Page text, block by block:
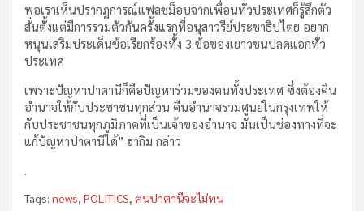
พอเราเห็นปรากฎการณ์แฟลชม็อบจากเพื่อนทั่วประเทศก็รู้สึกตัว
สั่นตั้งแต่มีการรวมตัวกันครั้งแรกที่อนุสาวรีย์ประชาธิปไตย อยาก
หนุนเสริมประเด็นข้อเรียกร้องทั้ง 3 ข้อของเยาวชนปลดแอกทั่ว
ประเทศ
เพราะปัญหาปาตานีก็คือปัญหาร่วมของคนทั้งประเทศ ซึ่งต้องคืน
อำนาจให้กับประชาชนทุกส่วน คืนอำนาจรวมศูนย์ในกรุงเทพให้
กับประชาชนทุกภูมิภาคที่เป็นเจ้าของอำนาจ มันเป็นช่องทางที่จะ
แก้ปัญหาปาตานีได้” ฮากิม กล่าว
Tags: news, POLITICS, ฅนปาตานีจะไม่ทน